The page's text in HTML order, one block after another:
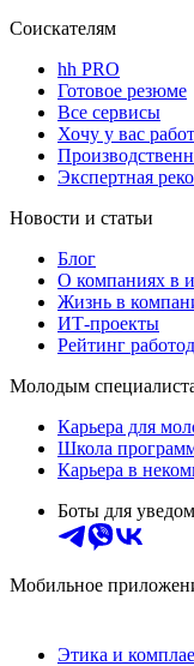
Соискателям
hh PRO
Готовое резюме
Все сервисы
Хочу у вас
Экспертная
Новости и статьи
Блог
О компаниях в
Жизнь в
ИТ-проекты
Рейтинг
Молодым
Карьера для
Школа
Карьера в
Боты для
Мобильное
Этика и